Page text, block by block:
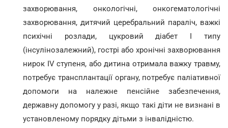
захворювання, онкологічні, онкогематологічні
захворювання, дитячий церебральний параліч, важкі
психічні розлади, цукровий діабет I типу
(інсулінозалежний), гострі або хронічні захворювання
нирок IV ступеня, або дитина отримала важку травму,
потребує трансплантації органу, потребує паліативної
допомоги на належне пенсійне забезпечення,
державну допомогу у разі, якщо такі діти не визнані в
установленому порядку дітьми з інвалідністю.